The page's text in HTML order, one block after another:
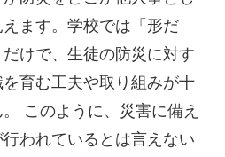
ます。学校では「形だ
けで、生徒の防災に対す
育む工夫や取り組みが十
このように、災害に備え
われているとは言えない